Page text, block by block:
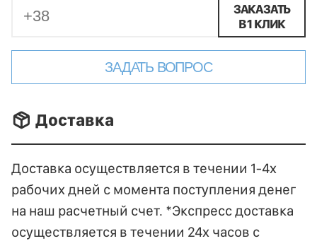
ЗАКАЗАТЬ
В 1 КЛИК
ЗАДАТЬ ВОПРОС
􀐚 Доставка
Доставка осуществляется в течении 1-4х
рабочих дней с момента поступления денег
на наш расчетный счет. *Экспресс доставка
осуществляется в течении 24х часов с